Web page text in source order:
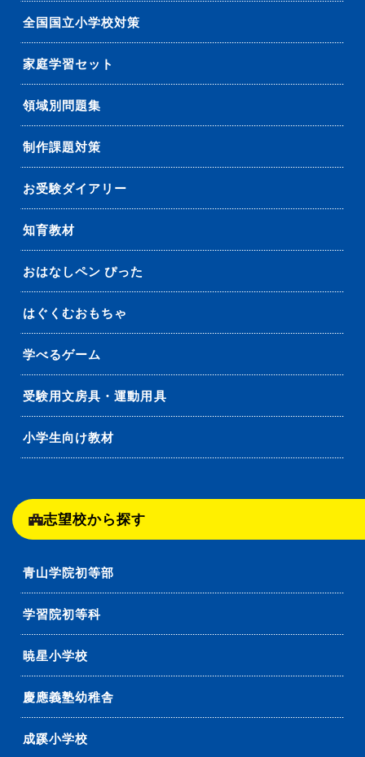
全国国立小学校対策
家庭学習セット
領域別問題集
制作課題対策
お受験ダイアリー
知育教材
おはなしペン ぴった
はぐくむおもちゃ
学べるゲーム
受験用文房具・運動用具
小学生向け教材
志望校から探す
青山学院初等部
学習院初等科
暁星小学校
慶應義塾幼稚舎
成蹊小学校